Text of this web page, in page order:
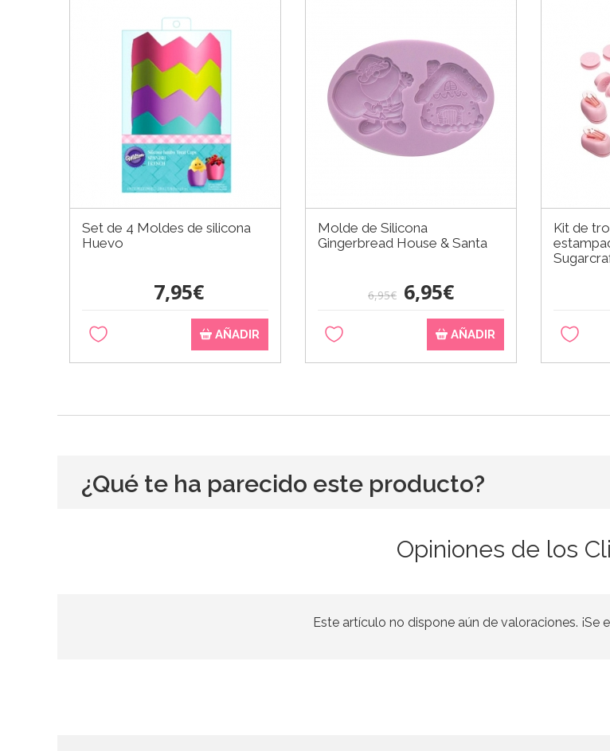
Set de 4 Moldes de silicona
Huevo
7,95€
AÑADIR
Molde de Silicona
Gingerbread House & Santa
6,95€ 6,95€
AÑADIR
Kit de
¿Qué te ha parecido este producto?
Opiniones de los
Este artículo no dispone aún de valoraciones. ¡Se